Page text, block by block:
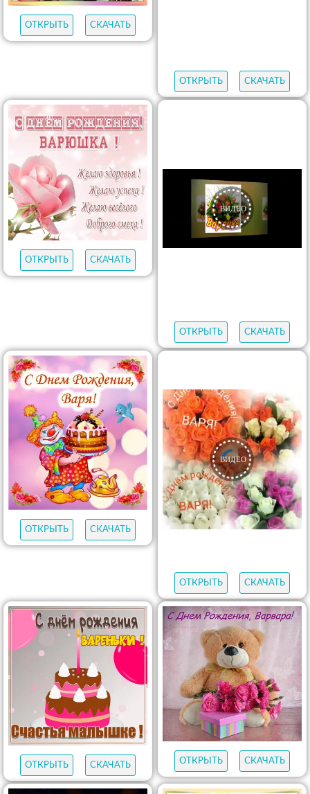
ОТКРЫТЬ СКАЧАТЬ
ОТКРЫТЬ СКАЧАТЬ
ОТКРЫТЬ СКАЧАТЬ
ОТКРЫТЬ СКАЧАТЬ
ОТКРЫТЬ СКАЧАТЬ
ОТКРЫТЬ СКАЧАТЬ
ОТКРЫТЬ СКАЧАТЬ ОТКРЫТЬ СКАЧАТЬ